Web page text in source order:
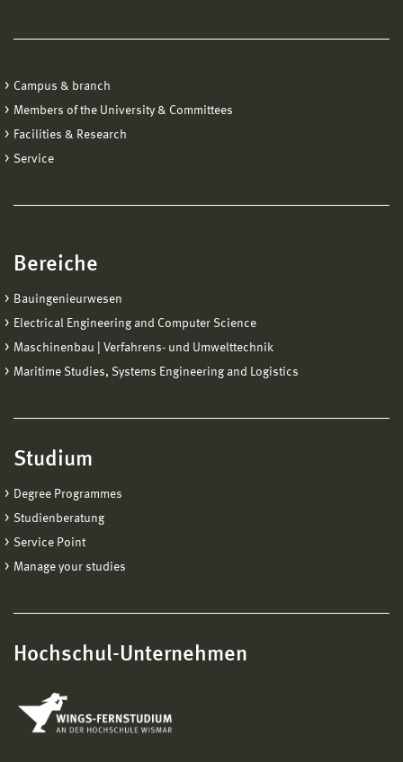
Campus & branch
Members of the University & Committees
Facilities & Research
Service
Bereiche
Bauingenieurwesen
Electrical Engineering and Computer Science
Maschinenbau | Verfahrens- und Umwelttechnik
Maritime Studies, Systems Engineering and Logistics
Studium
Degree Programmes
Studienberatung
Service Point
Manage your studies
Hochschul-Unternehmen